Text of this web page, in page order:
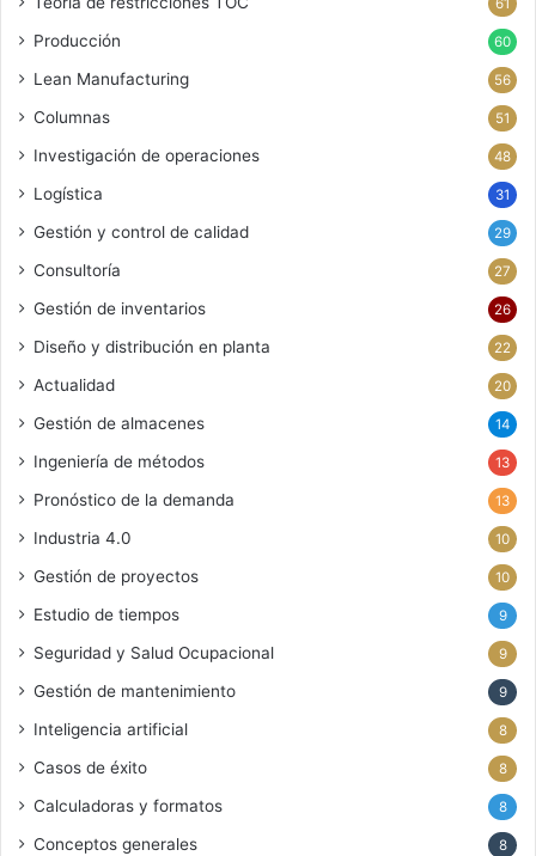
61
Producción 60
Lean Manufacturing 56
Columnas 51
Investigación de operaciones 48
Logística 31
Gestión y control de calidad 29
Consultoría 27
Gestión de inventarios 26
Diseño y distribución en planta 22
Actualidad 20
Gestión de almacenes 14
Ingeniería de métodos 13
Pronóstico de la demanda 13
Industria 4.0 10
Gestión de proyectos 10
Estudio de tiempos 9
Seguridad y Salud Ocupacional 9
Gestión de mantenimiento 9
Inteligencia artificial 8
Casos de éxito 8
Calculadoras y formatos 8
Conceptos generales 8